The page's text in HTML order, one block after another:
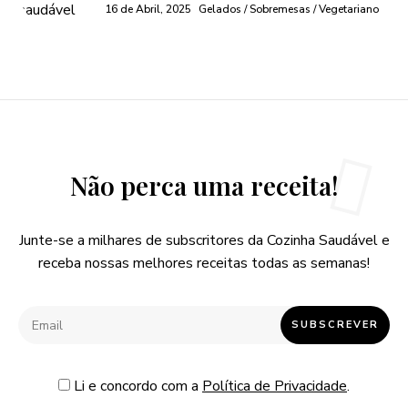
16 de Abril, 2025 Gelados / Sobremesas / Vegetariano
Não perca uma receita!
Junte-se a milhares de subscritores da Cozinha Saudável e
receba nossas melhores receitas todas as semanas!
Li e concordo com a Política de Privacidade.